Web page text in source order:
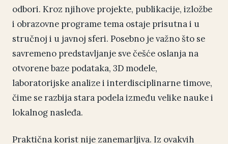
odbori. Kroz njihove projekte, publikacije, izložbe
i obrazovne programe tema ostaje prisutna i u
stručnoj i u javnoj sferi. Posebno je važno što se
savremeno predstavljanje sve češće oslanja na
otvorene baze podataka, 3D modele,
laboratorijske analize i interdisciplinarne timove,
čime se razbija stara podela između velike nauke i
lokalnog nasleđa.
Praktična korist nije zanemarljiva. Iz ovakvih